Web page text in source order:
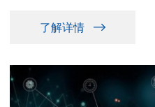
构、云计算行业专家学者、知名
绕产业发展、关键技术、最佳实
年度技术最佳实践（基础服务-超
了解详情